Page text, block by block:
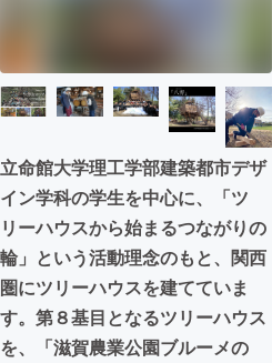
CAMPFIREふるさと納税
立命館大学理工学部建築都市デザ
イン学科の学生を中心に、「ツ
リーハウスから始まるつながりの
輪」という活動理念のもと、関西
圏にツリーハウスを建てていま
す。第８基目となるツリーハウス
を、「滋賀農業公園ブルーメの